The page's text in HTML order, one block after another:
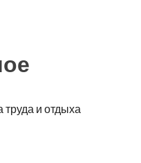
и отдыха